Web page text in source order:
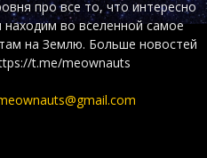
про все то, что интересно
во вселенной самое
на Землю. Больше новостей
t.me/meownauts